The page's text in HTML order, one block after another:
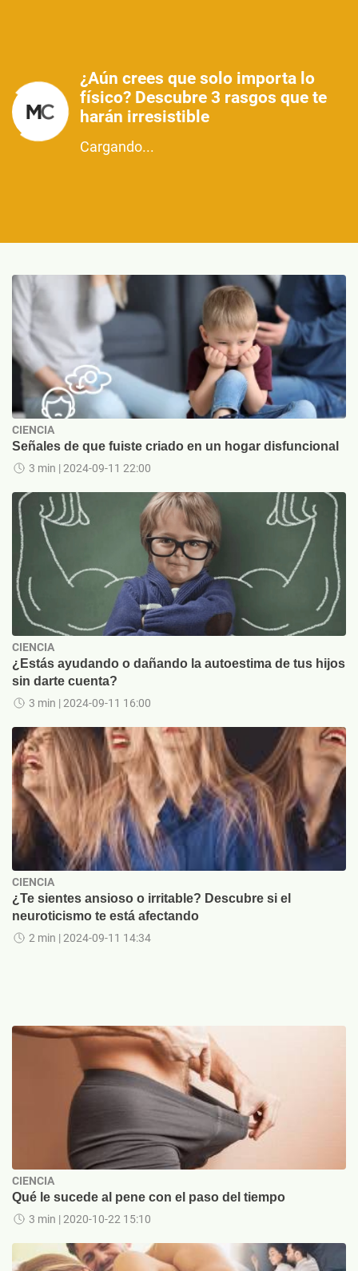
¿Aún crees que solo importa lo
físico? Descubre 3 rasgos que te
harán irresistible
Cargando...
CIENCIA
Señales de que fuiste criado en un hogar disfuncional
3 min | 2024-09-11 22:00
CIENCIA
¿Estás ayudando o dañando la autoestima de tus hijos
sin darte cuenta?
3 min | 2024-09-11 16:00
CIENCIA
¿Te sientes ansioso o irritable? Descubre si el
neuroticismo te está afectando
2 min | 2024-09-11 14:34
CIENCIA
Qué le sucede al pene con el paso del tiempo
3 min | 2020-10-22 15:10